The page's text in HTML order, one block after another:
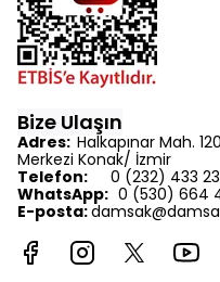
Bize Ulaşın
Adres: Halkapınar Mah.
Merkezi Konak/ İzmir
Telefon: 0 (232) 433
WhatsApp: 0 (530) 664
E-posta:d